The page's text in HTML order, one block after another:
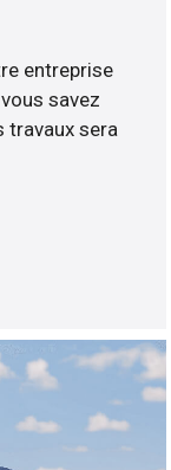
entreprise
vous savez
travaux sera